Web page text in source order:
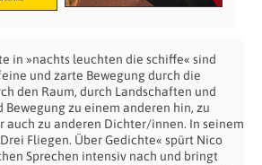
in »nachts leuchten die schiffe« sind
und zarte Bewegung durch die
den Raum, durch Landschaften und
Bewegung zu einem anderen hin, zu
auch zu anderen Dichter/innen. In seinem
Fliegen. Über Gedichte« spürt Nico
Sprechen intensiv nach und bringt